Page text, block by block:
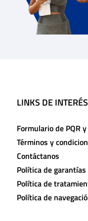
LINKS DE INTERÉS
Formulario de PQR
Términos y
Contáctanos
Política de garantías
Política de
Política de